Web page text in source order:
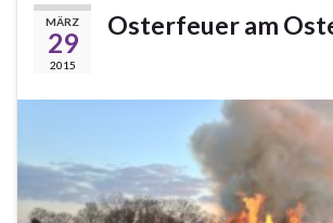
MÄRZ
29
2015
Osterfeuer am